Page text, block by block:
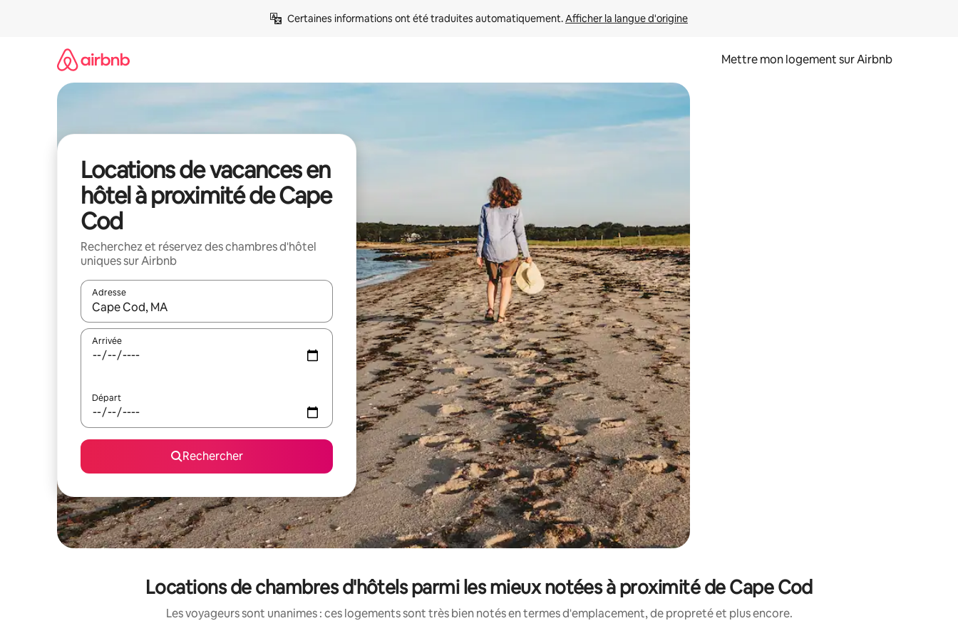
Certaines informations ont été traduites automatiquement. Afficher la langue d'origine
Mettre mon logement sur Airbnb
Locations de vacances en
hôtel à proximité de Cape
Cod
Recherchez et réservez des chambres d'hôtel
uniques sur Airbnb
Adresse
Lorsque les résultats s'affichent, utilisez les flèches vers le haut et vers le bas pour les parcourir ou en appuyant et en faisant glisser.
Arrivée
Départ
Rechercher
Locations de chambres d'hôtels parmi les mieux notées à proximité de Cape Cod
Les voyageurs sont unanimes : ces logements sont très bien notés en termes d'emplacement, de propreté et plus encore.